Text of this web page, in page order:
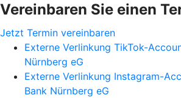
Vereinbaren Sie einen
Jetzt Termin vereinbaren
Externe Verlinkung TikTok-
Nürnberg eG
Externe Verlinkung Instagram-
Bank Nürnberg eG